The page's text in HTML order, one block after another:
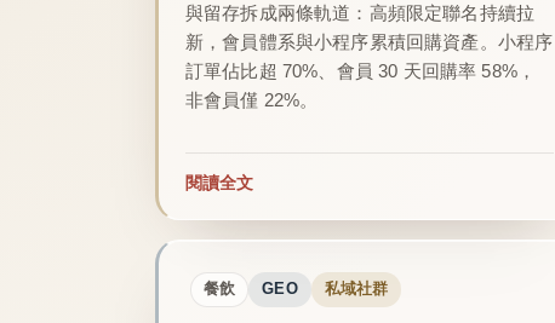
與留存拆成兩條軌道：高頻限定聯名持續拉
新，會員體系與小程序累積回購資產。小程序
訂單佔比超 70%、會員 30 天回購率 58%，
非會員僅 22%。
閱讀全文
餐飲 GEO 私域社群